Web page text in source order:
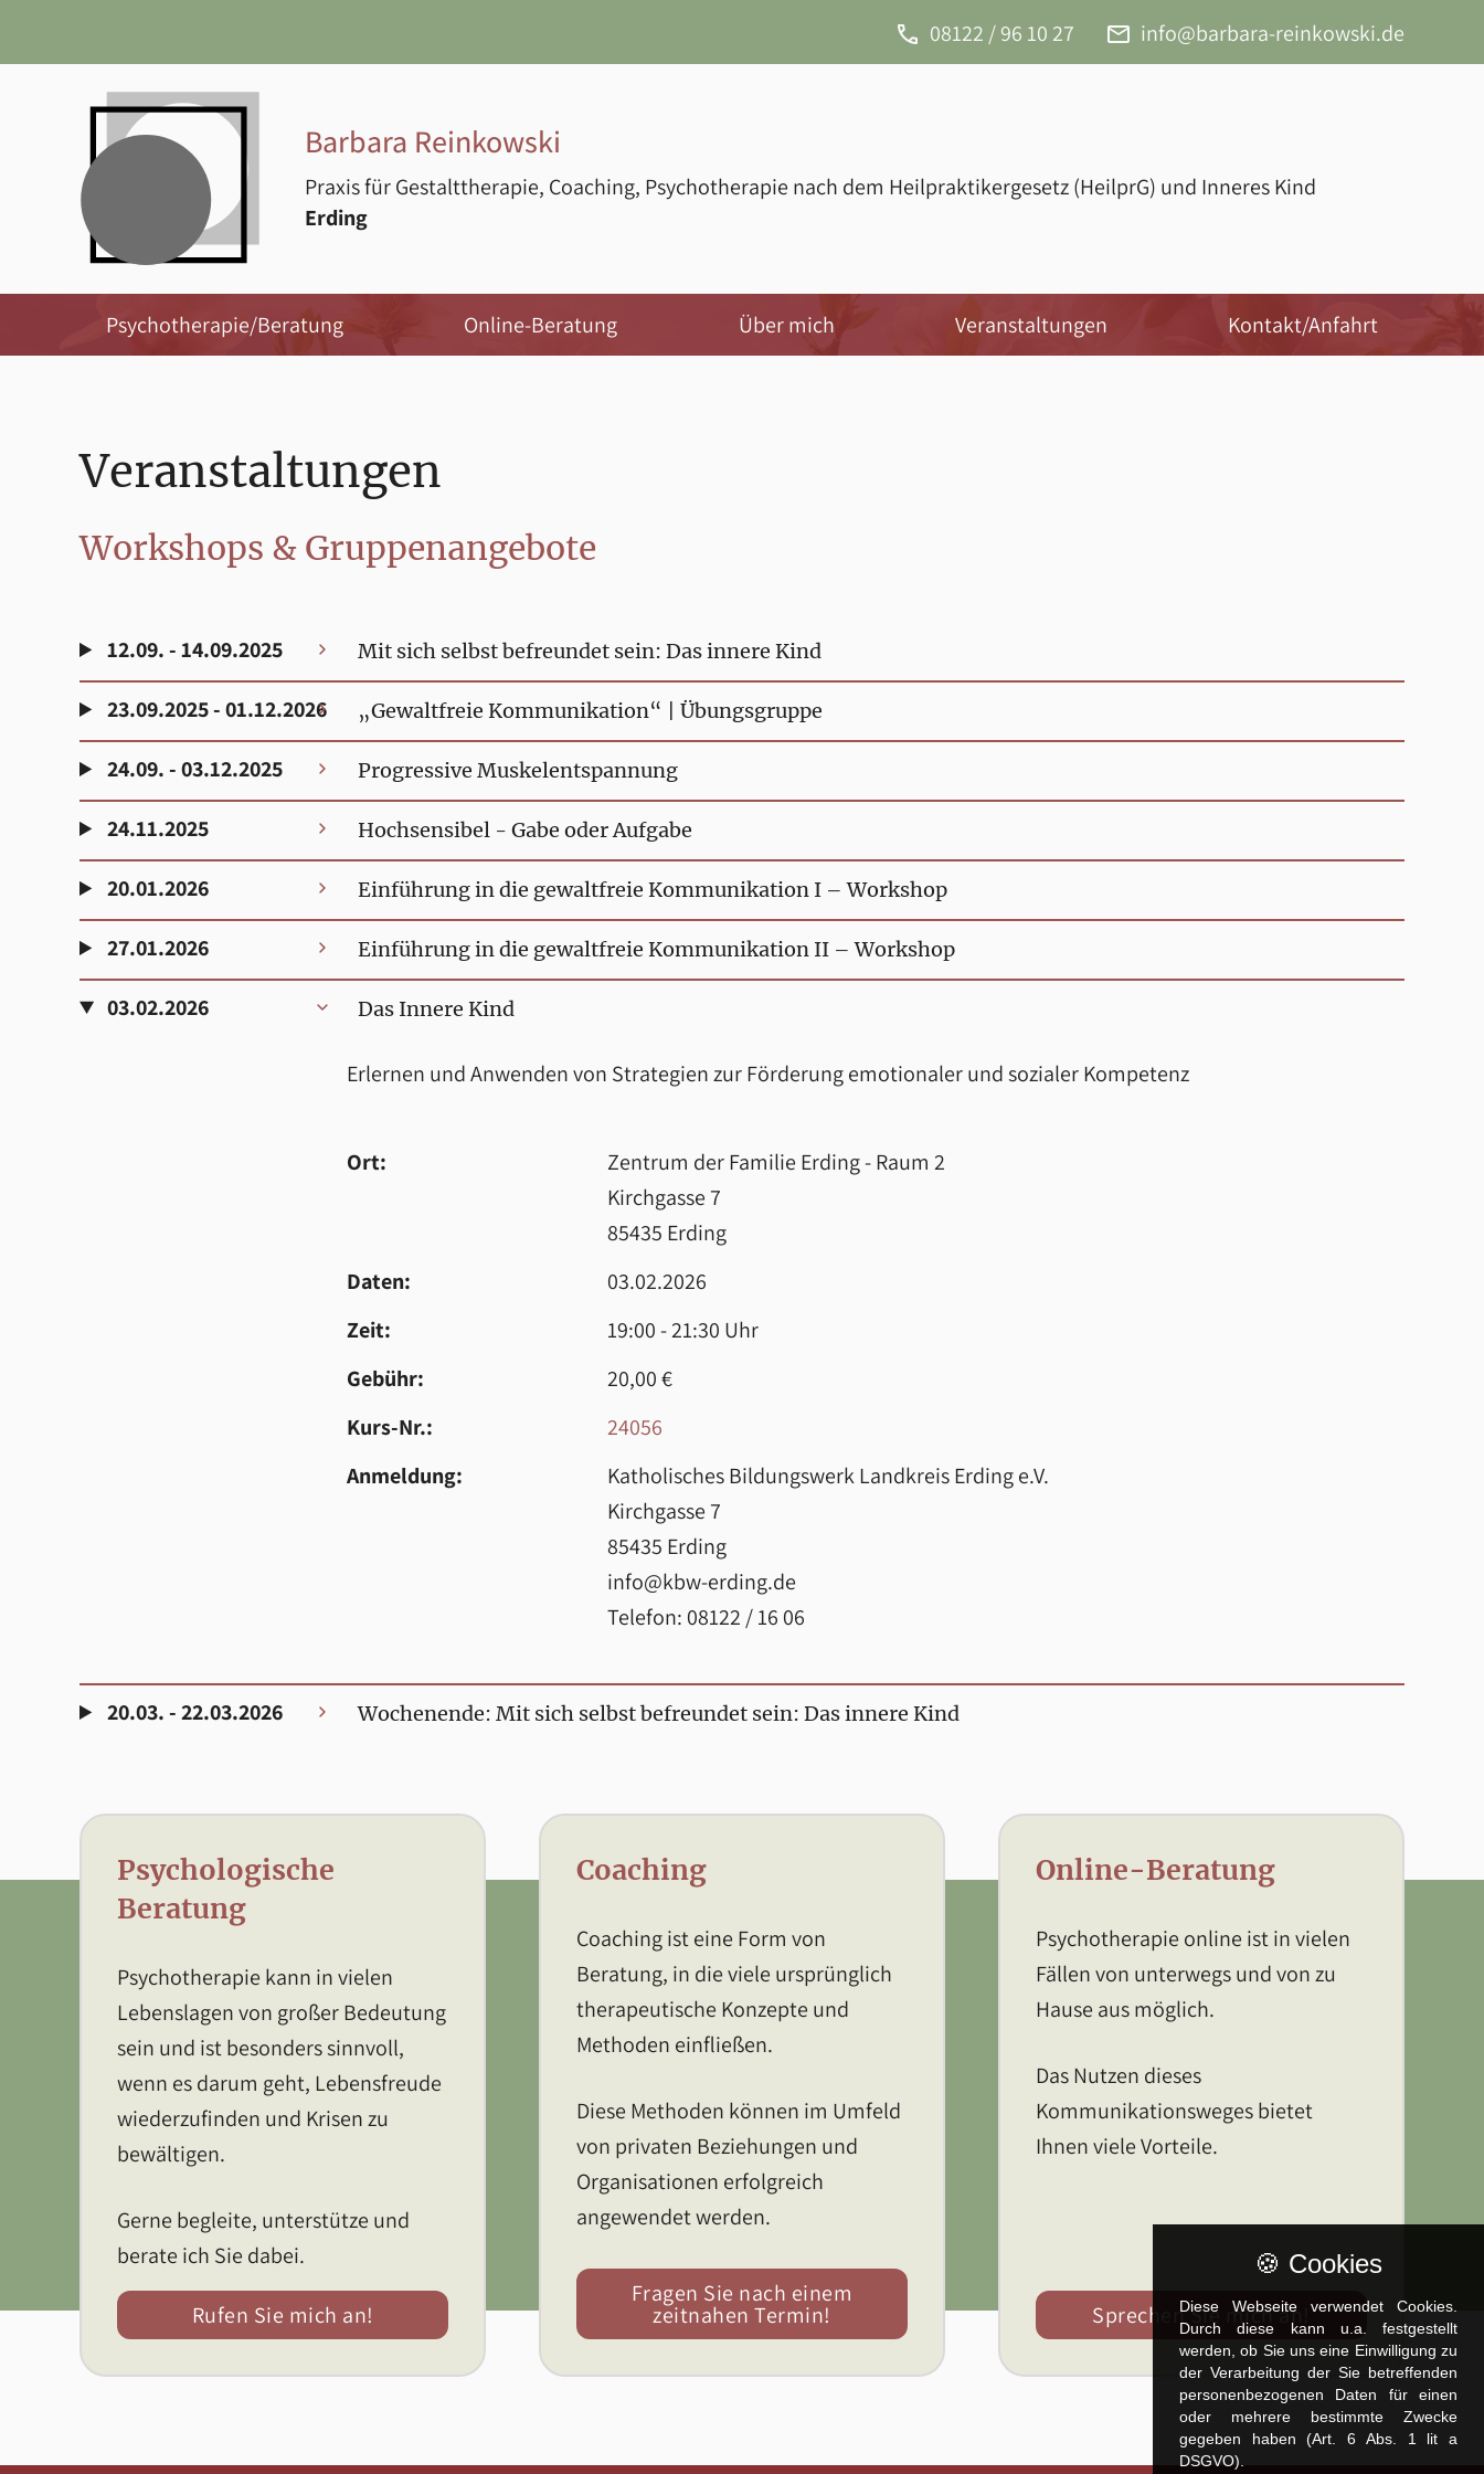
phone 08122 / 96 10 27 email info@barbara-reinkowski.de
Barbara Reinkowski
Praxis für Gestalttherapie, Coaching, Psychotherapie nach dem Heilpraktikergesetz (HeilprG) und Inneres Kind
Erding
Psychotherapie/Beratung Online-Beratung Über mich Veranstaltungen Kontakt/Anfahrt
Veranstaltungen
Workshops & Gruppenangebote
12.09. - 14.09.2025 Mit sich selbst befreundet sein: Das innere Kind
23.09.2025 - 01.12.2026 „Gewaltfreie Kommunikation“ | Übungsgruppe
24.09. - 03.12.2025 Progressive Muskelentspannung
24.11.2025 Hochsensibel - Gabe oder Aufgabe
20.01.2026 Einführung in die gewaltfreie Kommunikation I – Workshop
27.01.2026 Einführung in die gewaltfreie Kommunikation II – Workshop
03.02.2026 Das Innere Kind
Erlernen und Anwenden von Strategien zur Förderung emotionaler und sozialer Kompetenz
Ort:
Zentrum der Familie Erding - Raum 2
Kirchgasse 7
85435 Erding
Daten:
03.02.2026
Zeit:
19:00 - 21:30 Uhr
Gebühr:
20,00 €
Kurs-Nr.:
24056
Anmeldung:
Katholisches Bildungswerk Landkreis Erding e.V.
Kirchgasse 7
85435 Erding
info@kbw-erding.de
Telefon: 08122 / 16 06
20.03. - 22.03.2026 Wochenende: Mit sich selbst befreundet sein: Das innere Kind
Psychologische
Beratung
Psychotherapie kann in vielen
Lebenslagen von großer Bedeutung
sein und ist besonders sinnvoll,
wenn es darum geht, Lebensfreude
wiederzufinden und Krisen zu
bewältigen.
Gerne begleite, unterstütze und
berate ich Sie dabei.
Rufen Sie mich an!
Coaching
Coaching ist eine Form von
Beratung, in die viele ursprünglich
therapeutische Konzepte und
Methoden einfließen.
Diese Methoden können im Umfeld
von privaten Beziehungen und
Organisationen erfolgreich
angewendet werden.
Fragen Sie nach einem
zeitnahen Termin!
Online-Beratung
Psychotherapie online ist in vielen
Fällen von unterwegs und von zu
Hause aus möglich.
Das Nutzen dieses
Kommunikationsweges bietet
Ihnen viele Vorteile.
Sprechen Sie mich an!
🍪 Cookies
Diese Webseite verwendet Cookies.
Durch diese kann u.a. fest­ge­stellt
werden, ob Sie uns eine Einwilligung zu
der Verarbeitung der Sie betreffenden
personenbezogenen Daten für einen
oder mehrere bestimmte Zwecke
gegeben haben (Art. 6 Abs. 1 lit a
DSGVO).